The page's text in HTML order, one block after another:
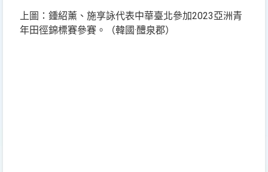
上圖：鍾紹薰、施享詠代表中華臺北參加2023亞洲青
年田徑錦標賽參賽。（韓國·醴泉郡）